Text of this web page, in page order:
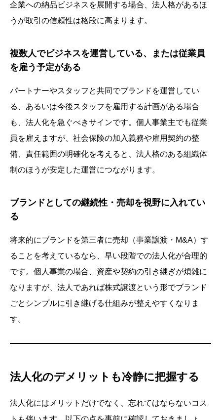
企業への納品ビジネスを展開する場合、法人格があるほ
うが取引の信頼性は格段に高まります。
複数人でビジネスを運営している、または従業員
を雇う予定がある
パートナーやスタッフと共同でブランドを運営してい
る、あるいは今後スタッフを雇用する計画がある場合
も、法人化を急ぐべきサインです。個人事業主でも従業
員を雇えますが、社会保険の加入義務や雇用契約の整
備、責任範囲の明確化を考えると、法人格のある組織体
制のほうが安定した運営につながります。
ブランドとしての継続性・売却を視野に入れてい
る
将来的にブランドを第三者に売却（事業譲渡・M&A）す
ることを考えているなら、早い段階での法人化が合理的
です。個人事業の場合、資産や契約の引き継ぎが煩雑に
なりますが、法人であれば株式譲渡という形でブランド
ごとシンプルに引き継げる仕組みが整えやすくなりま
す。
法人化のデメリットも冷静に把握する
法人化にはメリットだけでなく、忘れてはならないコス